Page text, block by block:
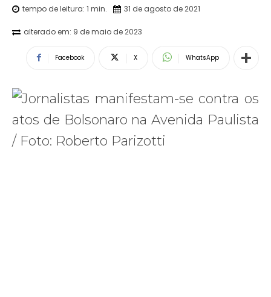
tempo de leitura: 1 min. 31 de agosto de 2021
alterado em: 9 de maio de 2023
Facebook X WhatsApp